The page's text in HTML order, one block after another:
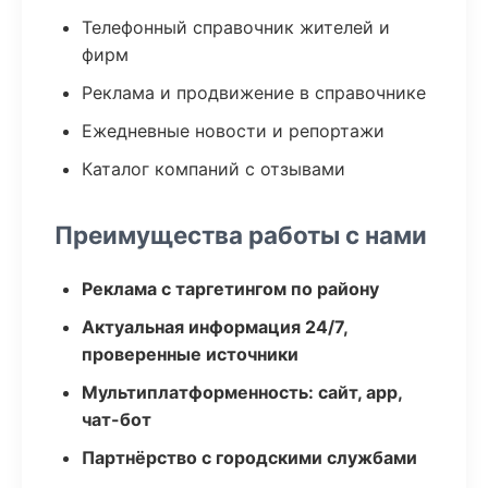
Телефонный справочник жителей и
фирм
Реклама и продвижение в справочнике
Ежедневные новости и репортажи
Каталог компаний с отзывами
Преимущества работы с нами
Реклама с таргетингом по району
Актуальная информация 24/7,
проверенные источники
Мультиплатформенность: сайт, app,
чат-бот
Партнёрство с городскими службами